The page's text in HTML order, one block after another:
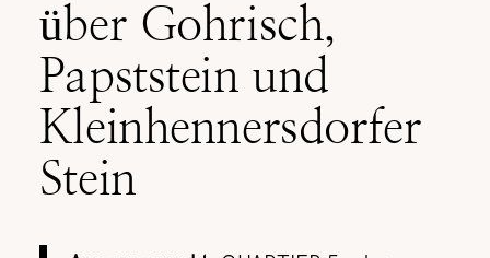
über Gohrisch,
Papststein und
Kleinhennersdorfer
Stein